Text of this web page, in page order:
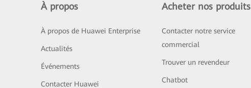
À propos
À propos de Huawei Enterprise
Actualités
Événements
Contacter Huawei
Acheter nos produits
Contacter notre service
commercial
Trouver un revendeur
Chatbot